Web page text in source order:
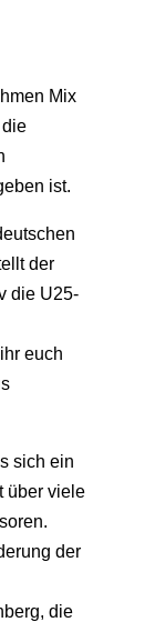
Mix
ist.
der
die U25-
euch
sich ein
über viele
der
die